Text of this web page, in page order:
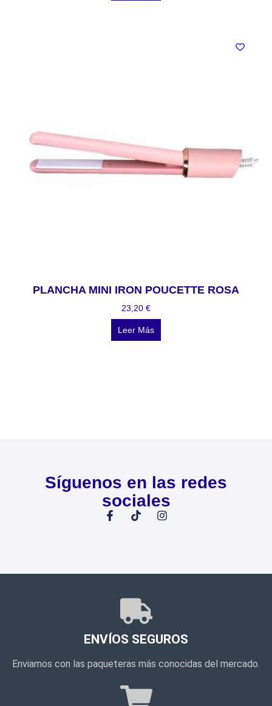
PLANCHA MINI IRON POUCETTE ROSA
23,20 €
Leer Más
Síguenos en las redes
sociales
ENVÍOS SEGUROS
Enviamos con las paqueteras más conocidas del mercado.